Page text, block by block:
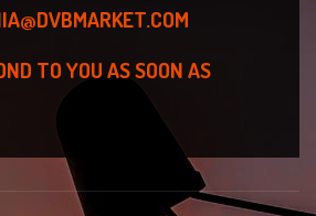
TO YOU AS SOON AS